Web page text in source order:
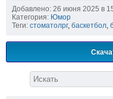
Добавлено: 26 июня 2025 в
Категория: Юмор
Теги: стоматолрг, баскетбол